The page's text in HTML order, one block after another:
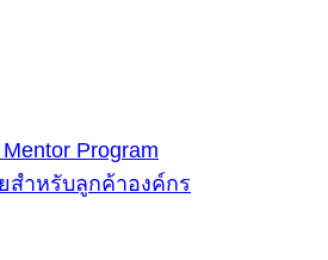
Program
สำหรับลูกค้าองค์กร